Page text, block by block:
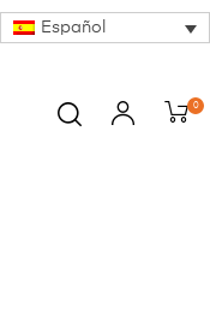
Español
0